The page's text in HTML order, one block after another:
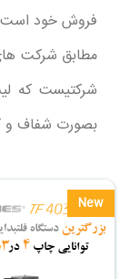
فروش خود است
مطابق شرکت
شرکتیست که
بصورت شفاف و
New